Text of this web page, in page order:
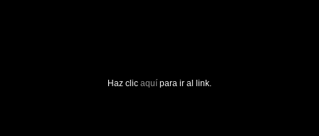
Haz clic aquí para ir al link.